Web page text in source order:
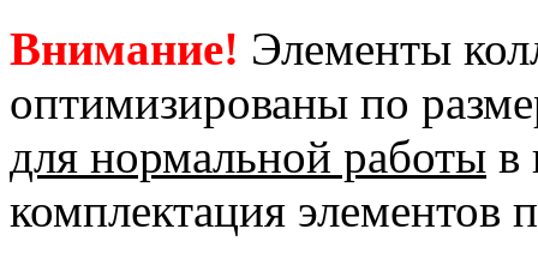
Внимание! Элементы
оптимизированы по
для нормальной работы в
комплектация элементов